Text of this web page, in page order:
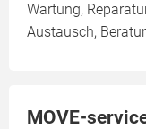
Wartung,
Austausch,
MOVE-